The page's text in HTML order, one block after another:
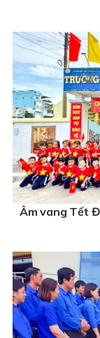
Âm vang Tết